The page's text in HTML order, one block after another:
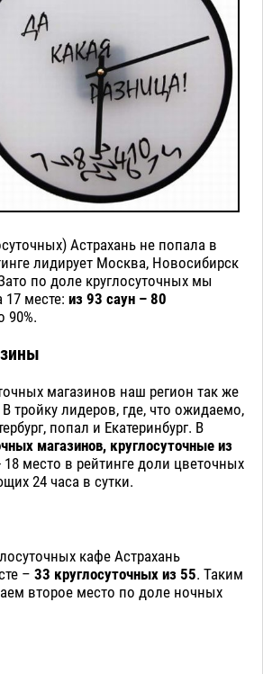
Астрахань не попала в
лидирует Москва, Новосибирск
по доле круглосуточных мы
17 месте: из 93 саун – 80
90%.
магазинов наш регион так же
тройку лидеров, где, что ожидаемо,
попал и Екатеринбург. В
магазинов, круглосуточные из
18 место в рейтинге доли цветочных
24 часа в сутки.
кафе Астрахань
– 33 круглосуточных из 55. Таким
второе место по доле ночных